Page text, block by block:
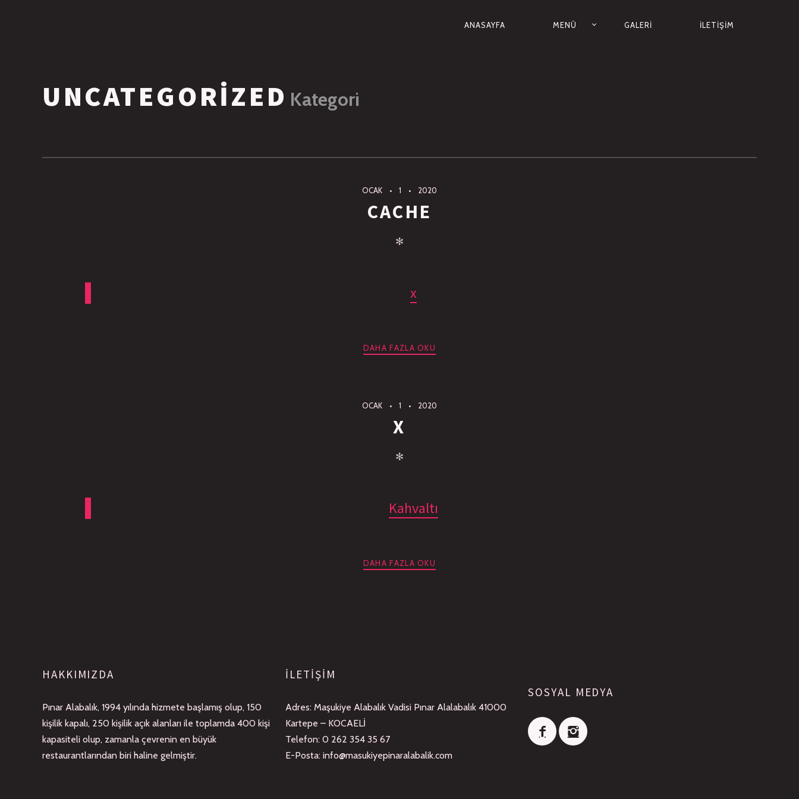
PRIMARY
ANASAYFA MENÜ GALERI ILETIŞIM
UNCATEGORIZED Kategori
OCAK 1 2020
CACHE
✻
x
DAHA FAZLA OKU
OCAK 1 2020
X
✻
Kahvaltı
DAHA FAZLA OKU
HAKKIMIZDA
Pınar Alabalık, 1994 yılında hizmete başlamış olup, 150
kişilik kapalı, 250 kişilik açık alanları ile toplamda 400 kişi
kapasiteli olup, zamanla çevrenin en büyük
restaurantlarından biri haline gelmiştir.
ILETIŞIM
Adres: Maşukiye Alabalık Vadisi Pınar Alalabalık 41000
Kartepe – KOCAELİ
Telefon: 0 262 354 35 67
E-Posta: info@masukiyepinaralabalik.com
SOSYAL MEDYA